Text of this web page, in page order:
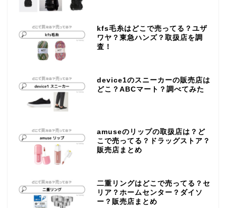
kfs毛糸はどこで売ってる？ユザ
ワヤ？東急ハンズ？取扱店を調
査！
device1のスニーカーの販売店は
どこ？ABCマート？調べてみた
amuseのリップの取扱店は？ど
こで売ってる？ドラッグストア？
販売店まとめ
二重リングはどこで売ってる？セ
リア？ホームセンター？ダイソ
ー？販売店まとめ